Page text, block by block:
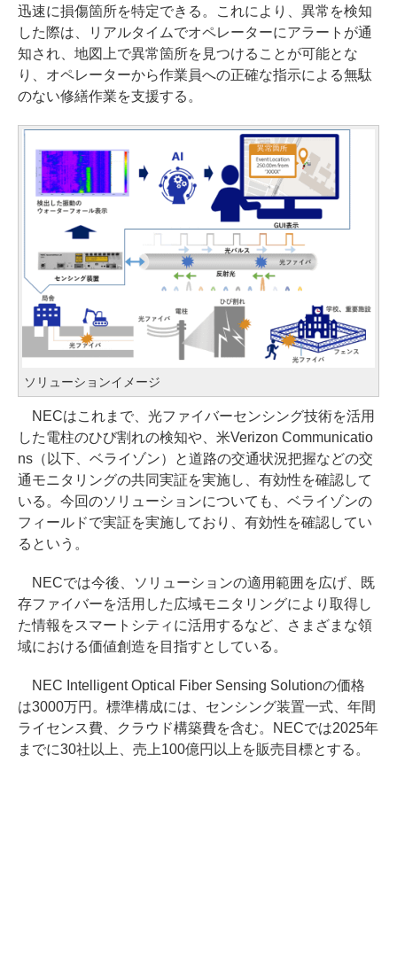
迅速に損傷箇所を特定できる。これにより、異常を検知
した際は、リアルタイムでオペレーターにアラートが通
知され、地図上で異常箇所を見つけることが可能とな
り、オペレーターから作業員への正確な指示による無駄
のない修繕作業を支援する。
ソリューションイメージ
NECはこれまで、光ファイバーセンシング技術を活用
した電柱のひび割れの検知や、米Verizon Communicatio
ns（以下、ベライゾン）と道路の交通状況把握などの交
通モニタリングの共同実証を実施し、有効性を確認して
いる。今回のソリューションについても、ベライゾンの
フィールドで実証を実施しており、有効性を確認してい
るという。
NECでは今後、ソリューションの適用範囲を広げ、既
存ファイバーを活用した広域モニタリングにより取得し
た情報をスマートシティに活用するなど、さまざまな領
域における価値創造を目指すとしている。
NEC Intelligent Optical Fiber Sensing Solutionの価格
は3000万円。標準構成には、センシング装置一式、年間
ライセンス費、クラウド構築費を含む。NECでは2025年
までに30社以上、売上100億円以上を販売目標とする。